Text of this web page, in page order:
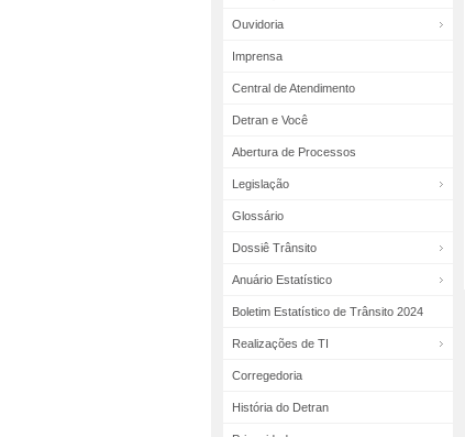
Ouvidoria
Imprensa
Central de Atendimento
Detran e Você
Abertura de Processos
Legislação
Glossário
Dossiê Trânsito
Anuário Estatístico
Boletim Estatístico de Trânsito 2024
Realizações de TI
Corregedoria
História do Detran